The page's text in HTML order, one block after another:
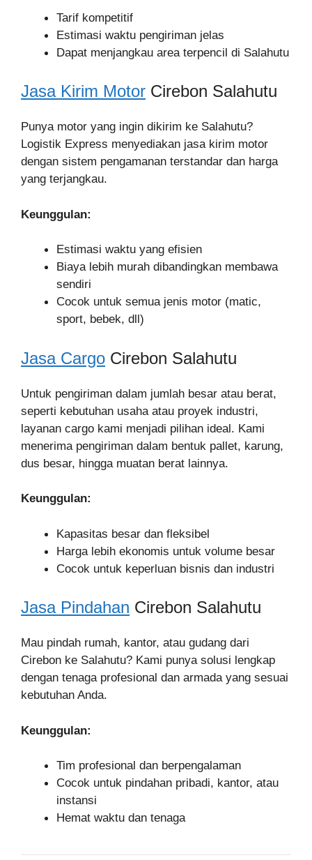
Tarif kompetitif
Estimasi waktu pengiriman jelas
Dapat menjangkau area terpencil di Salahutu
Jasa Kirim Motor Cirebon Salahutu
Punya motor yang ingin dikirim ke Salahutu?
Logistik Express menyediakan jasa kirim motor
dengan sistem pengamanan terstandar dan harga
yang terjangkau.
Keunggulan:
Estimasi waktu yang efisien
Biaya lebih murah dibandingkan membawa
sendiri
Cocok untuk semua jenis motor (matic,
sport, bebek, dll)
Jasa Cargo Cirebon Salahutu
Untuk pengiriman dalam jumlah besar atau berat,
seperti kebutuhan usaha atau proyek industri,
layanan cargo kami menjadi pilihan ideal. Kami
menerima pengiriman dalam bentuk pallet, karung,
dus besar, hingga muatan berat lainnya.
Keunggulan:
Kapasitas besar dan fleksibel
Harga lebih ekonomis untuk volume besar
Cocok untuk keperluan bisnis dan industri
Jasa Pindahan Cirebon Salahutu
Mau pindah rumah, kantor, atau gudang dari
Cirebon ke Salahutu? Kami punya solusi lengkap
dengan tenaga profesional dan armada yang sesuai
kebutuhan Anda.
Keunggulan:
Tim profesional dan berpengalaman
Cocok untuk pindahan pribadi, kantor, atau
instansi
Hemat waktu dan tenaga